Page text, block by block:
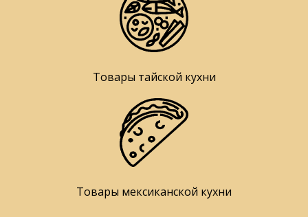
Товары тайской кухни
Товары мексиканской кухни